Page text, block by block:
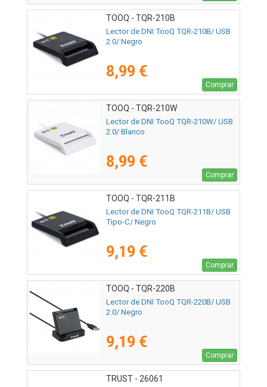
TOOQ - TQR-210B
Lector de DNI TooQ TQR-210B/ USB
2.0/ Negro
8,99 €
Comprar
TOOQ - TQR-210W
Lector de DNI TooQ TQR-210W/ USB
2.0/ Blanco
8,99 €
Comprar
TOOQ - TQR-211B
Lector de DNI TooQ TQR-211B/ USB
Tipo-C/ Negro
9,19 €
Comprar
TOOQ - TQR-220B
Lector de DNI TooQ TQR-220B/ USB
2.0/ Negro
9,19 €
Comprar
TRUST - 26061